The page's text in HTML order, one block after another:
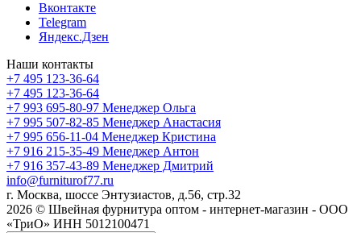
Вконтакте
Telegram
Яндекс.Дзен
Наши контакты
+7 495 123-36-64
+7 495 123-36-64
+7 993 695-80-97 Менеджер Ольга
+7 995 507-82-85 Менеджер Анастасия
+7 995 656-11-04 Менеджер Кристина
+7 916 215-35-49 Менеджер Антон
+7 916 357-43-89 Менеджер Дмитрий
info@furniturof77.ru
г. Москва, шоссе Энтузиастов, д.56, стр.32
2026 © Швейная фурнитура оптом - интернет-магазин - ООО
«ТриО» ИНН 5012100471